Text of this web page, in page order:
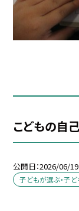
こどもの自
公開日 2026/06/19
子どもが選ぶ・子